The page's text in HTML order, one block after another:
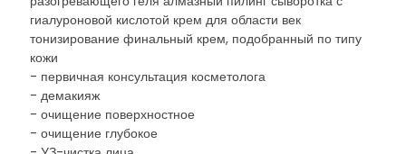
гиалуроновой кислотой крем для области век
тонизирование финальный крем, подобранный по типу
кожи
- первичная консультация косметолога
- демакияж
- очищение поверхностное
- очищение глубокое